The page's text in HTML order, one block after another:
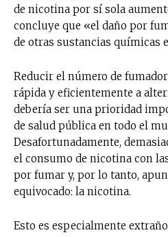
de nicotina por sí sola
concluye que «el daño por
de otras sustancias químicas
Reducir el número de
rápida y eficientemente a
debería ser una prioridad
de salud pública en todo el
Desafortunadamente,
el consumo de nicotina con
por fumar y, por lo tanto,
equivocado: la nicotina.
Esto es especialmente